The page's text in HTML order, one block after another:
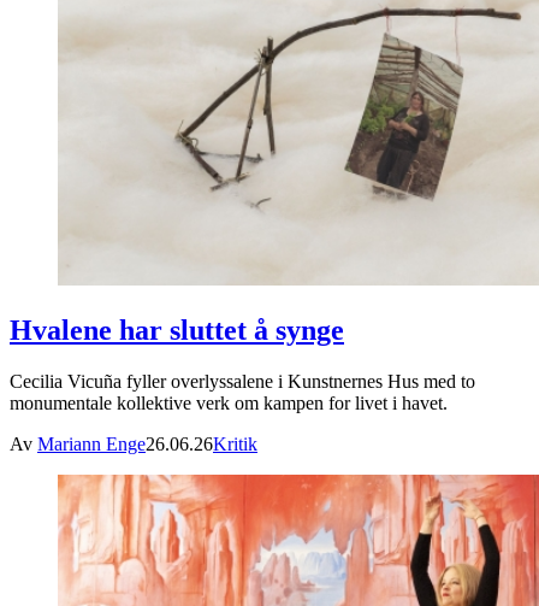
Hvalene har sluttet å synge
Cecilia Vicuña fyller overlyssalene i Kunstnernes Hus med to
monumentale kollektive verk om kampen for livet i havet.
Av Mariann Enge26.06.26Kritik